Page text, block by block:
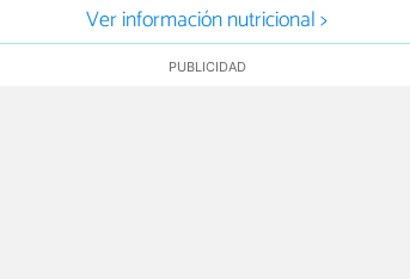
Ver información nutricional >